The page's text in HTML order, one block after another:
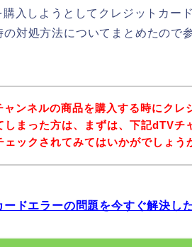
入しようとしてクレジットカー
対処方法についてまとめたので
ンネルの商品を購入する時にクレ
しまった方は、まずは、下記dTVチ
ェックされてみてはいかがでしょう
ドエラーの問題を今すぐ解決し